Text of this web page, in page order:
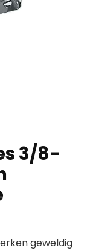
3/8-
geweldig